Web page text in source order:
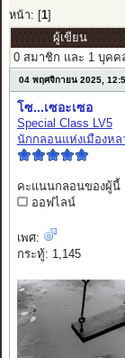
หน้า: [ 1]
ผู้เขียน
0 สมาชิก และ 1 บุคค
04 พฤศจิกายน 2025,
โซ...เซอะเซอ
Special Class LV5
นักกลอนแห่งเมืองหล
คะแนนกลอนของผู้นี้
ออฟไลน์
เพศ:
กระทู้: 1,145